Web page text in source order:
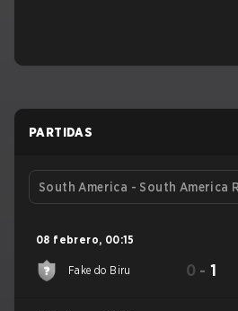
PARTIDAS
South America - South America
08 febrero, 00:15
Fake do Biru 0 -1